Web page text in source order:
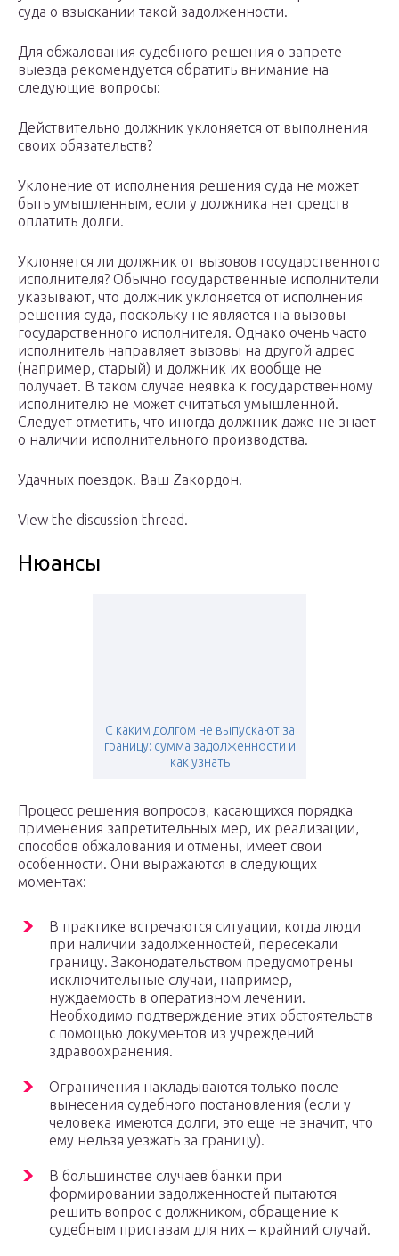
суда о взыскании такой задолженности.
Для обжалования судебного решения о запрете
выезда рекомендуется обратить внимание на
следующие вопросы:
Действительно должник уклоняется от выполнения
своих обязательств?
Уклонение от исполнения решения суда не может
быть умышленным, если у должника нет средств
оплатить долги.
Уклоняется ли должник от вызовов государственного
исполнителя? Обычно государственные исполнители
указывают, что должник уклоняется от исполнения
решения суда, поскольку не является на вызовы
государственного исполнителя. Однако очень часто
исполнитель направляет вызовы на другой адрес
(например, старый) и должник их вообще не
получает. В таком случае неявка к государственному
исполнителю не может считаться умышленной.
Следует отметить, что иногда должник даже не знает
о наличии исполнительного производства.
Удачных поездок! Ваш Zакордон!
View the discussion thread.
Нюансы
C каким долгом не выпускают за
границу: сумма задолженности и
как узнать
Процесс решения вопросов, касающихся порядка
применения запретительных мер, их реализации,
способов обжалования и отмены, имеет свои
особенности. Они выражаются в следующих
моментах:
В практике встречаются ситуации, когда люди
при наличии задолженностей, пересекали
границу. Законодательством предусмотрены
исключительные случаи, например,
нуждаемость в оперативном лечении.
Необходимо подтверждение этих обстоятельств
с помощью документов из учреждений
здравоохранения.
Ограничения накладываются только после
вынесения судебного постановления (если у
человека имеются долги, это еще не значит, что
ему нельзя уезжать за границу).
В большинстве случаев банки при
формировании задолженностей пытаются
решить вопрос с должником, обращение к
судебным приставам для них – крайний случай.